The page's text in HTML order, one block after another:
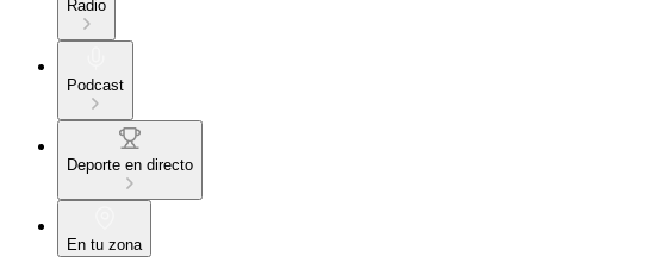
Radio
Podcast
Deporte en directo
En tu zona